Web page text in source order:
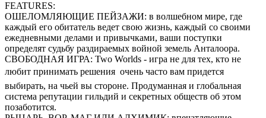
FEATURES:
ОШЕЛОМЛЯЮЩИЕ ПЕЙЗАЖИ: в волшебном мире, где
каждый его обитатель ведет свою жизнь, каждый со своими
ежедневными делами и привычками, ваши поступки
определят судьбу раздираемых войной земель Анталоора.
СВОБОДНАЯ ИГРА: Two Worlds - игра не для тех, кто не
любит принимать решения  очень часто вам придется
выбирать, на чьей вы стороне. Продуманная и глобальная
система репутации гильдий и секретных обществ об этом
позаботится.